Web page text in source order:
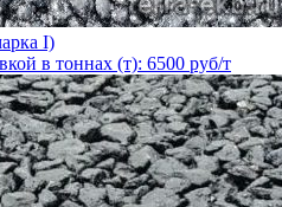
I)
в тоннах (т): 6500 руб/т